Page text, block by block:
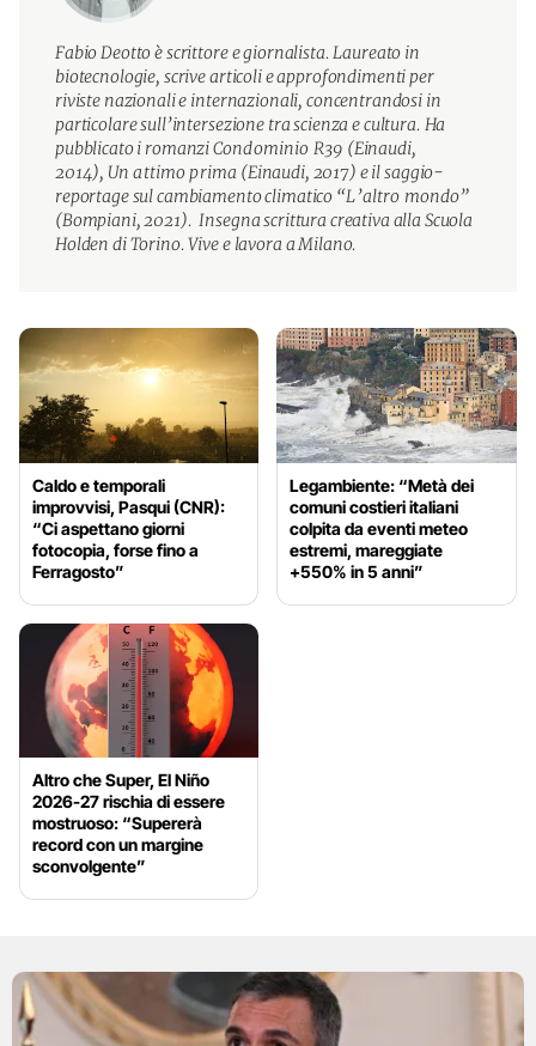
Fabio Deotto è scrittore e giornalista. Laureato in
biotecnologie, scrive articoli e approfondimenti per
riviste nazionali e internazionali, concentrandosi in
particolare sull’intersezione tra scienza e cultura. Ha
pubblicato i romanziCondominio R39 (Einaudi,
2014), Un attimo prima (Einaudi, 2017) e il saggio-
reportage sul cambiamento climatico “L’altro mondo”
(Bompiani, 2021). Insegna scrittura creativa alla Scuola
Holden di Torino. Vive e lavora a Milano.
Caldo e temporali
improvvisi, Pasqui (CNR):
“Ci aspettano giorni
fotocopia, forse fino a
Ferragosto”
Legambiente: “Metà dei
comuni costieri italiani
colpita da eventi meteo
estremi, mareggiate
+550% in 5 anni”
Altro che Super, El Niño
2026-27 rischia di essere
mostruoso: “Supererà
record con un margine
sconvolgente”